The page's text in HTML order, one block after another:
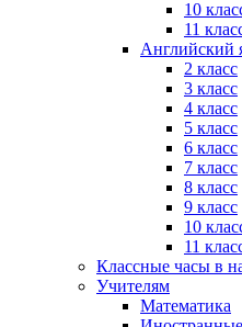
10
11
Английский
2 класс
3 класс
4 класс
5 класс
6 класс
7 класс
8 класс
9 класс
10
11
Классные часы в
Учителям
Математика